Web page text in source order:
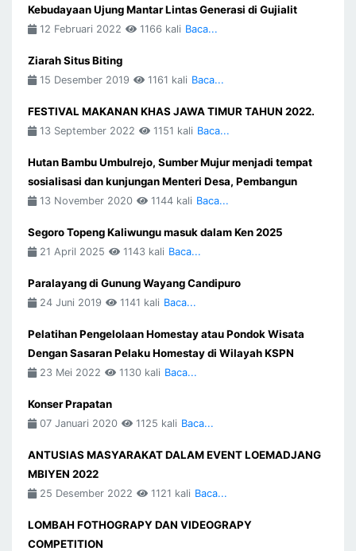
Kebudayaan Ujung Mantar Lintas Generasi di Gujialit
12 Februari 2022 1166 kali Baca...
Ziarah Situs Biting
15 Desember 2019 1161 kali Baca...
FESTIVAL MAKANAN KHAS JAWA TIMUR TAHUN 2022.
13 September 2022 1151 kali Baca...
Hutan Bambu Umbulrejo, Sumber Mujur menjadi tempat
sosialisasi dan kunjungan Menteri Desa, Pembangun
13 November 2020 1144 kali Baca...
Segoro Topeng Kaliwungu masuk dalam Ken 2025
21 April 2025 1143 kali Baca...
Paralayang di Gunung Wayang Candipuro
24 Juni 2019 1141 kali Baca...
Pelatihan Pengelolaan Homestay atau Pondok Wisata
Dengan Sasaran Pelaku Homestay di Wilayah KSPN
23 Mei 2022 1130 kali Baca...
Konser Prapatan
07 Januari 2020 1125 kali Baca...
ANTUSIAS MASYARAKAT DALAM EVENT LOEMADJANG
MBIYEN 2022
25 Desember 2022 1121 kali Baca...
LOMBAH FOTHOGRAPY DAN VIDEOGRAPY
COMPETITION